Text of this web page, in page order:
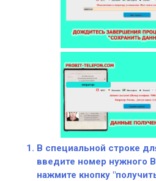
В специальной строке
введите номер нужного
нажмите кнопку